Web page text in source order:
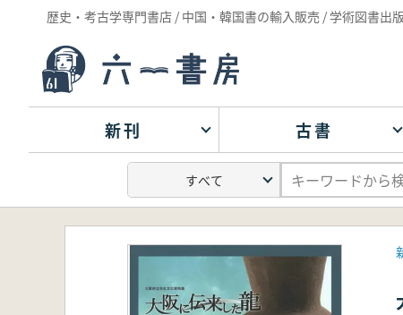
歴史・考古学専門書店 / 中国・韓国書の輸入販売 / 学術図書出
新刊 古書